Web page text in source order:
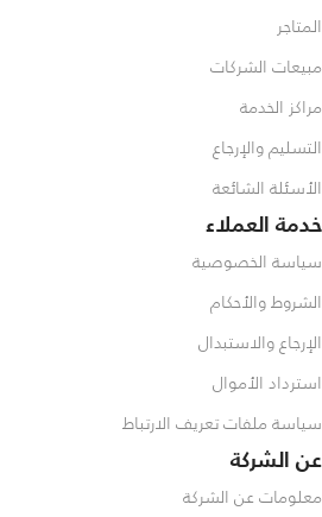
المتاجر
مبيعات الشركات
مراكز الخدمة
التسليم والإرجاع
الأسئلة الشائعة
خدمة العملاء
سياسة الخصوصية
الشروط والأحكام
الإرجاع والاستبدال
استرداد الأموال
سياسة ملفات تعريف الارتباط
عن الشركة
معلومات عن الشركة